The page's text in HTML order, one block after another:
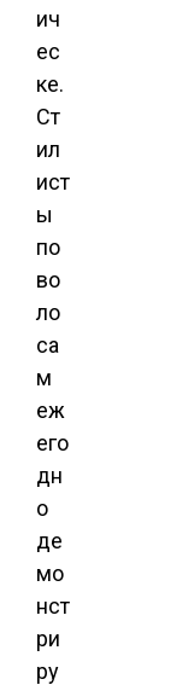
ич
ес
ке.
Ст
ил
ист
ы
по
во
ло
са
м
еж
его
дн
о
де
мо
нст
ри
ру